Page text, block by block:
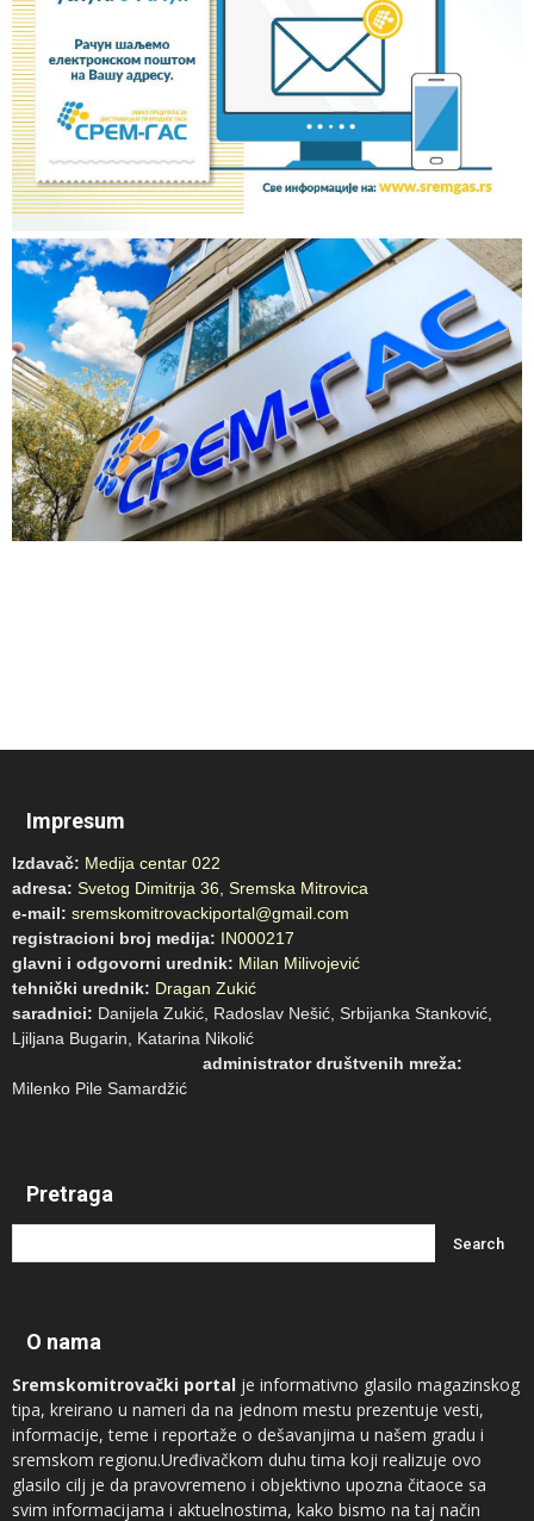
Impresum
Izdavač: Medija centar 022
adresa: Svetog Dimitrija 36, Sremska Mitrovica
e-mail: sremskomitrovackiportal@gmail.com
registracioni broj medija: IN000217
glavni i odgovorni urednik: Milan Milivojević
tehnički urednik: Dragan Zukić
saradnici: Danijela Zukić, Radoslav Nešić, Srbijanka Stanković,
Ljiljana Bugarin, Katarina Nikolić
administrator društvenih mreža:
Milenko Pile Samardžić
Pretraga
O nama
Sremskomitrovački portal je informativno glasilo magazinskog
tipa, kreirano u nameri da na jednom mestu prezentuje vesti,
informacije, teme i reportaže o dešavanjima u našem gradu i
sremskom regionu.Uređivačkom duhu tima koji realizuje ovo
glasilo cilj je da pravovremeno i objektivno upozna čitaoce sa
svim informacijama i aktuelnostima, kako bismo na taj način